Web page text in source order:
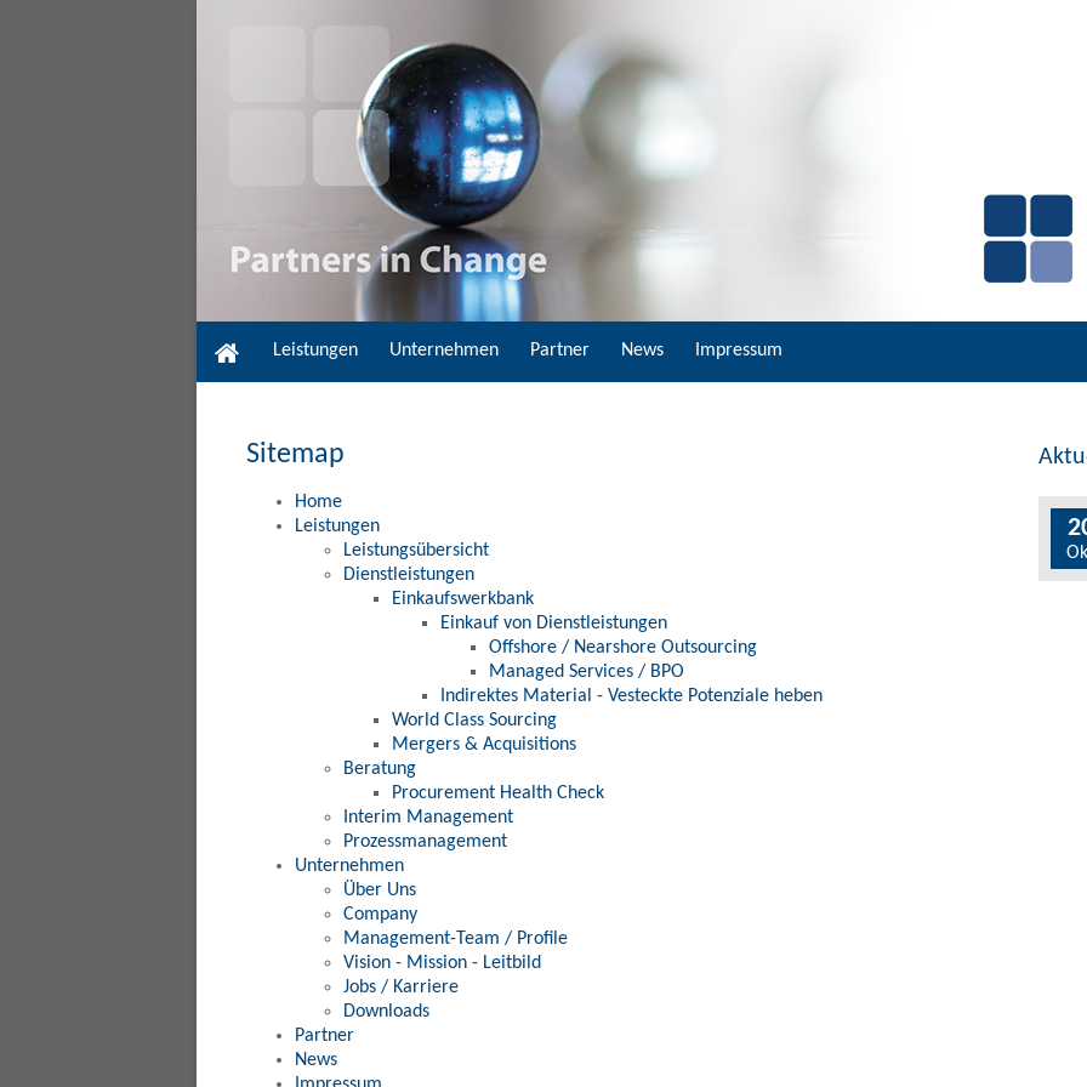
Leistungen
Unternehmen Partner News Impressum
Sitemap
Home
Leistungen
Leistungsübersicht
Dienstleistungen
Einkaufswerkbank
Einkauf von Dienstleistungen
Offshore / Nearshore Outsourcing
Managed Services / BPO
Indirektes Material - Vesteckte Potenziale heben
World Class Sourcing
Mergers & Acquisitions
Beratung
Procurement Health Check
Interim Management
Prozessmanagement
Unternehmen
Über Uns
Company
Management-Team / Profile
Vision - Mission - Leitbild
Jobs / Karriere
Downloads
Partner
News